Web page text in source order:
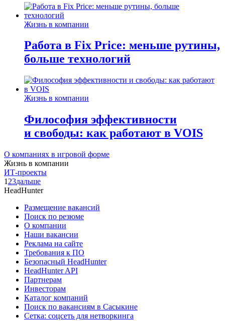
Жизнь в компании
Работа в Fix Price: меньше рутины,
больше технологий
Жизнь в компании
Философия эффективности
и свободы: как работают в VOIS
О компаниях в игровой форме
Жизнь в компании
ИТ-проекты
1 23дальше
HeadHunter
Размещение вакансий
Поиск по резюме
О компании
Наши вакансии
Реклама на сайте
Требования к ПО
Безопасный HeadHunter
HeadHunter API
Партнерам
Инвесторам
Каталог компаний
Поиск по вакансиям в Сасыкине
Сетка: соцсеть для нетворкинга